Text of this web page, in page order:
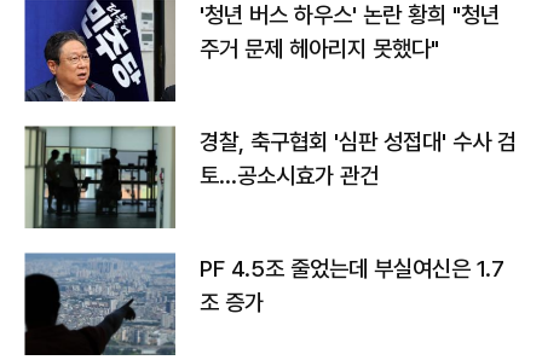
'청년 버스 하우스' 논란 황희 "청년
주거 문제 헤아리지 못했다"
경찰, 축구협회 '심판 성접대' 수사 검
토…공소시효가 관건
PF 4.5조 줄었는데 부실여신은 1.7
조 증가